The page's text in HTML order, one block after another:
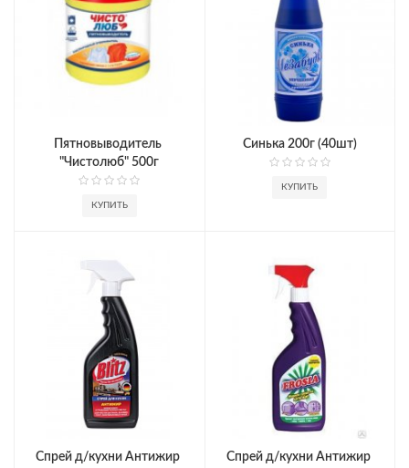
Пятновыводитель
"Чистолюб" 500г
КУПИТЬ
Синька 200г (40шт)
КУПИТЬ
Спрей д/кухни Антижир
Спрей д/кухни Антижир